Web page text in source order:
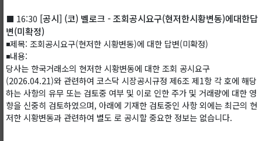
⬛ 16:30 [공시] (코) 벨로크 - 조회공시요구(현저한시황변동)에대한답
변(미확정)
◾제목: 조회공시요구(현저한 시황변동)에 대한 답변(미확정)
◾내용:
당사는 한국거래소의 현저한 시황변동에 대한 조회 공시요구
(2026.04.21)와 관련하여 코스닥 시장공시규정 제6조 제1항 각 호에 해당
하는 사항의 유무 또는 검토중 여부 및 이로 인한 주가 및 거래량에 대한 영
향을 신중히 검토하였으며, 아래에 기재한 검토중인 사항 외에는 최근의 현
저한 시황변동과 관련하여 별도 로 공시할 중요한 정보는 없습니다.